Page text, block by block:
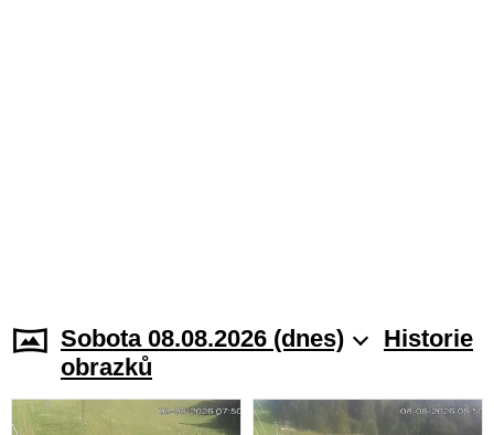
Sobota 08.08.2026 (dnes)
Historie
obrazků